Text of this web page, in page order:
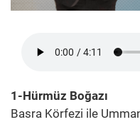
1-Hürmüz Boğazı
Basra Körfezi ile